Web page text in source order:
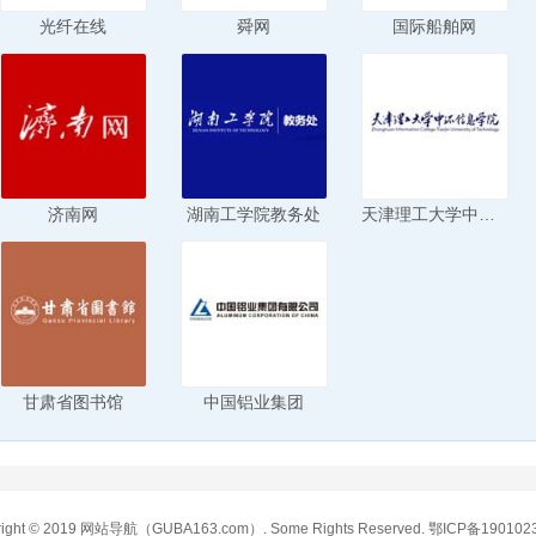
光纤在线 舜网 国际船舶网
济南网 湖南工学院教务处
甘肃省图书馆 中国铝业集团
© 2019 网站导航（GUBA163.com）. Some Rights Reserved. 鄂ICP备